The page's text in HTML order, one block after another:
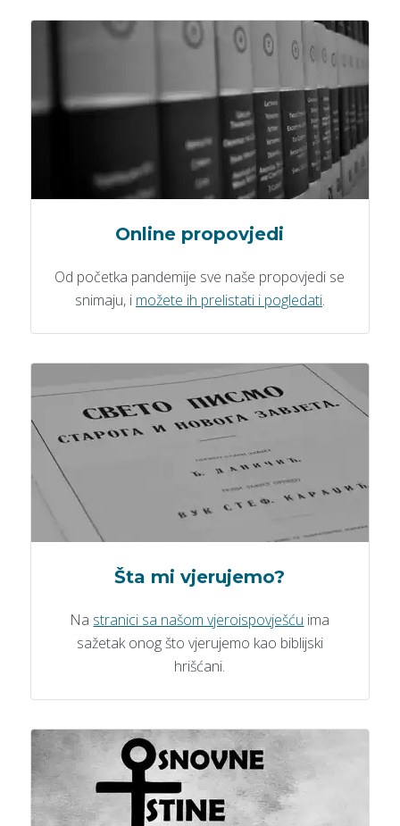
Online propovjedi
Od početka pandemije sve naše propovjedi se
snimaju, i možete ih prelistati i pogledati.
Šta mi vjerujemo?
Na stranici sa našom vjeroispovješću ima
sažetak onog što vjerujemo kao biblijski
hrišćani.